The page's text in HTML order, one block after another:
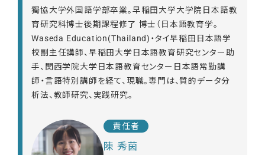
獨協大学外国語学部卒業。早稲田大学大学院日本語教
育研究科博士後期課程修了 博士（日本語教育学。
Waseda Education(Thailand)・タイ早稲田日本語学
校副主任講師、早稲田大学日本語教育研究センター助
手、関西学院大学日本語教育センター日本語常勤講
師・言語特別講師を経て、現職。専門は、質的データ分
析法、教師研究、実践研究。
責任者
陳 秀茵